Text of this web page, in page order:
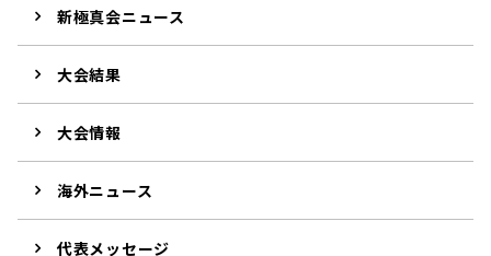
新極真会ニュース
大会結果
大会情報
海外ニュース
代表メッセージ